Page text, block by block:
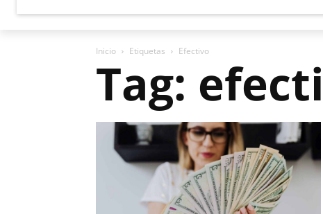
Inicio Etiquetas Efectivo
Tag: